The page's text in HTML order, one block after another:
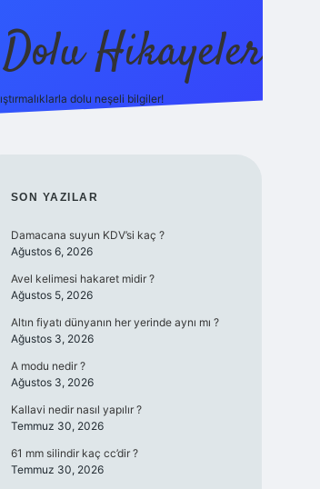
Hikayeler
dolu neşeli bilgiler!
SIDEBAR
SON YAZILAR
Damacana suyun KDV’si kaç ?
Ağustos 6, 2026
Avel kelimesi hakaret midir ?
Ağustos 5, 2026
Altın fiyatı dünyanın her yerinde aynı mı ?
Ağustos 3, 2026
A modu nedir ?
Ağustos 3, 2026
Kallavi nedir nasıl yapılır ?
Temmuz 30, 2026
61 mm silindir kaç cc’dir ?
Temmuz 30, 2026